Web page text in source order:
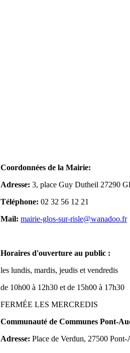
Coordonnées de la Mairie:
Adresse: 3, place Guy Dutheil 27290
Téléphone: 02 32 56 12 21
Mail: mairie-glos-sur-risle@wanadoo.fr
Horaires d'ouverture au public :
les lundis, mardis, jeudis et vendredis
de 10h00 à 12h30 et de 15h00 à 17h30
FERMÉE LES MERCREDIS
Communauté de Communes Pont-
Adresse: Place de Verdun, 27500 Pont-